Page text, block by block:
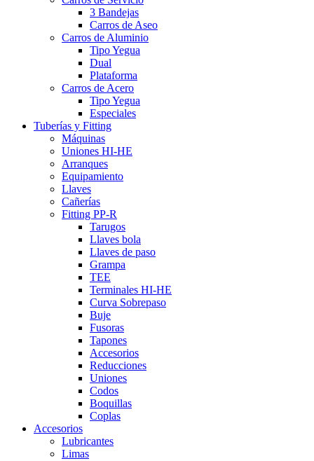
3 Bandejas
Carros de Aseo
Carros de Aluminio
Tipo Yegua
Dual
Plataforma
Carros de Acero
Tipo Yegua
Especiales
Tuberías y Fitting
Máquinas
Uniones HI-HE
Arranques
Equipamiento
Llaves
Cañerías
Fitting PP-R
Tarugos
Llaves bola
Llaves de paso
Grampa
TEE
Terminales HI-HE
Curva Sobrepaso
Buje
Fusoras
Tapones
Accesorios
Reducciones
Uniones
Codos
Boquillas
Coplas
Accesorios
Lubricantes
Limas